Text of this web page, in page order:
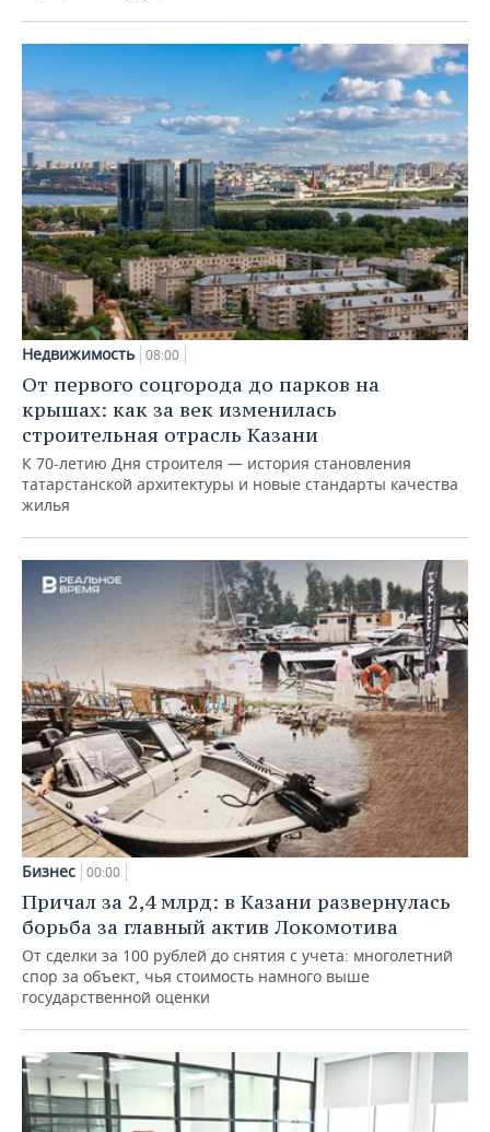
Недвижимость 08:00
От первого соцгорода до парков на
крышах: как за век изменилась
строительная отрасль Казани
К 70-летию Дня строителя — история становления
татарстанской архитектуры и новые стандарты качества
жилья
Бизнес 00:00
Причал за 2,4 млрд: в Казани развернулась
борьба за главный актив Локомотива
От сделки за 100 рублей до снятия с учета: многолетний
спор за объект, чья стоимость намного выше
государственной оценки